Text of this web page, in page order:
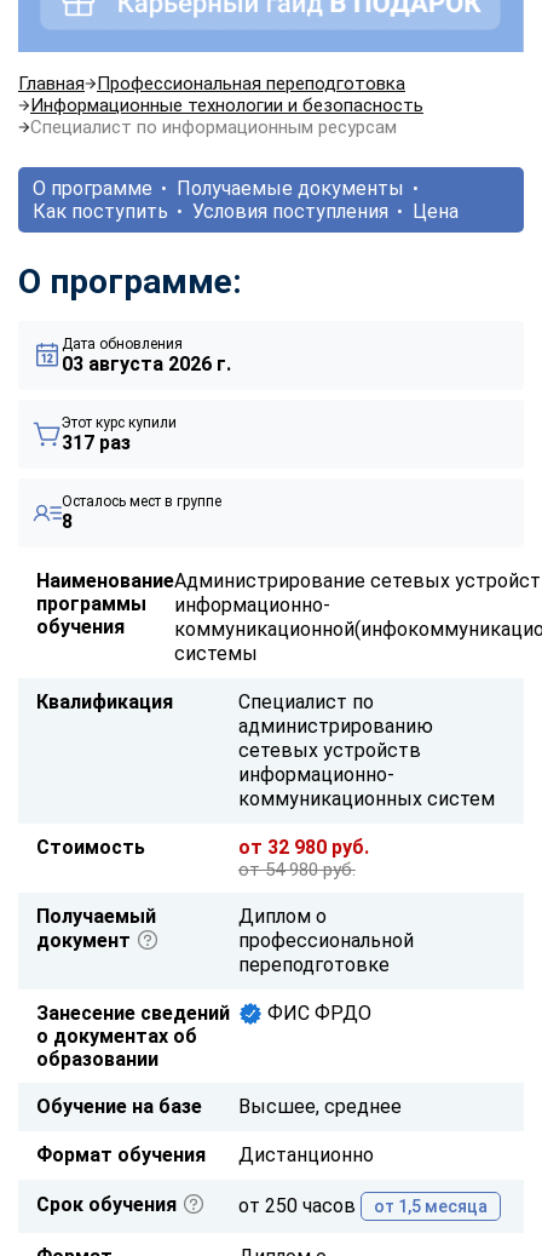
Главная
Профессиональная переподготовка
Информационные технологии и безопасность
Специалист по информационным ресурсам
О программе
Получаемые документы
Как поступить
Условия поступления Цена
О программе:
Дата обновления
03 августа 2026 г.
Этот курс купили
317 раз
Осталось мест в группе
8
Наименование
программы
обучения
Администрирование сетевых
информационно-
системы
Квалификация
Специалист по
администрированию
сетевых устройств
информационно-
коммуникационных систем
Стоимость от 32 980 руб.
от 54 980 руб.
Получаемый
документ
Диплом о
профессиональной
переподготовке
Занесение сведений
о документах об
образовании
ФИС ФРДО
Обучение на базе Высшее, среднее
Формат обучения Дистанционно
Срок обучения от 250 часов от 1,5 месяца